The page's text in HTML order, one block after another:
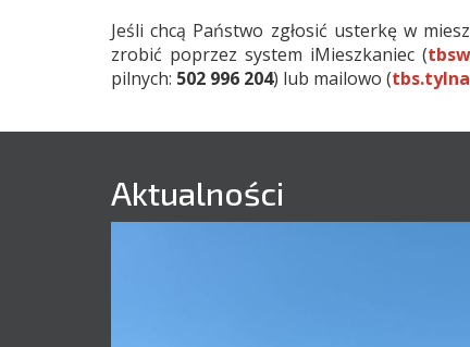
Jeśli chcą Państwo zgłosić usterkę w
zrobić poprzez system iMieszkaniec (
pilnych: 502 996 204) lub mailowo (
Aktualności